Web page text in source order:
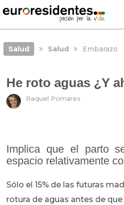
Salud Salud Embarazo
He roto aguas ¿Y
Raquel Pomares
Implica que el parto
espacio relativamente
Sólo el 15% de las futuras
rotura de aguas antes de